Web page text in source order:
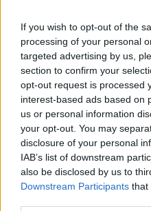
If you wish to opt-out of the
processing of your personal
targeted advertising by us,
section to confirm your
opt-out request is processed
interest-based ads based on
us or personal information
your opt-out. You may
disclosure of your personal
IAB’s list of downstream
also be disclosed by us to
Downstream Participants that
Louise Lindström
Naisten kisan